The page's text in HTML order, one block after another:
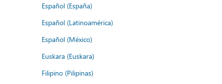
Español (España)
Español (Latinoamérica)
Español (México)
Euskara (Euskara)
Filipino (Pilipinas)